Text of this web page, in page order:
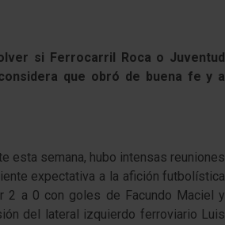
si Ferrocarril Roca o Juventud
que obró de buena fe y a
esta semana, hubo intensas reuniones
expectativa a la afición futbolística
2 a 0 con goles de Facundo Maciel y
del lateral izquierdo ferroviario Luis